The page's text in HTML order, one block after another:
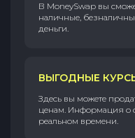
В MoneySwap вы
наличные,
деньги.
ВЫГОДНЫЕ
Здесь вы можете
ценам. Информация о
реальном времени.